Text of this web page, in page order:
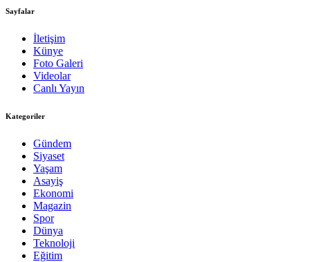
Sayfalar
İletişim
Künye
Foto Galeri
Videolar
Canlı Yayın
Kategoriler
Gündem
Siyaset
Yaşam
Asayiş
Ekonomi
Magazin
Spor
Dünya
Teknoloji
Eğitim